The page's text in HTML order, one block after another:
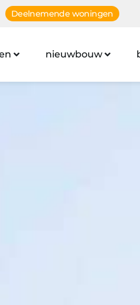
Deelnemende woningen
nieuwbouw